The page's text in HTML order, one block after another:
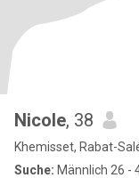
Nicole, 38
Khemisset, Rabat-
Suche: Männlich 26 -